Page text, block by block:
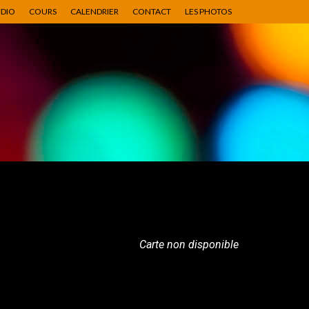
COURS CALENDRIER CONTACT LES PHOTOS
Carte non disponible